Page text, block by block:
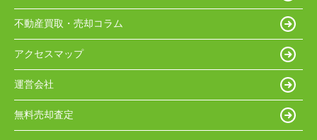
不動産買取・売却コラム
アクセスマップ
運営会社
無料売却査定